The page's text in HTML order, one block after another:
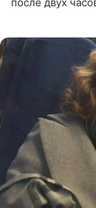
после двух